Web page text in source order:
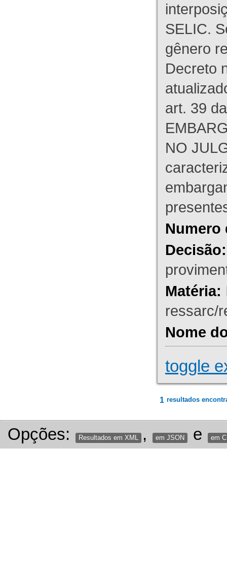
SELIC.
gênero
Decreto
art. 39
NO
Numero
Decisão:
Matéria:
ressarc/
Nome
toggle
1 resultados
Opções: Resultados em XML , em JSON e em